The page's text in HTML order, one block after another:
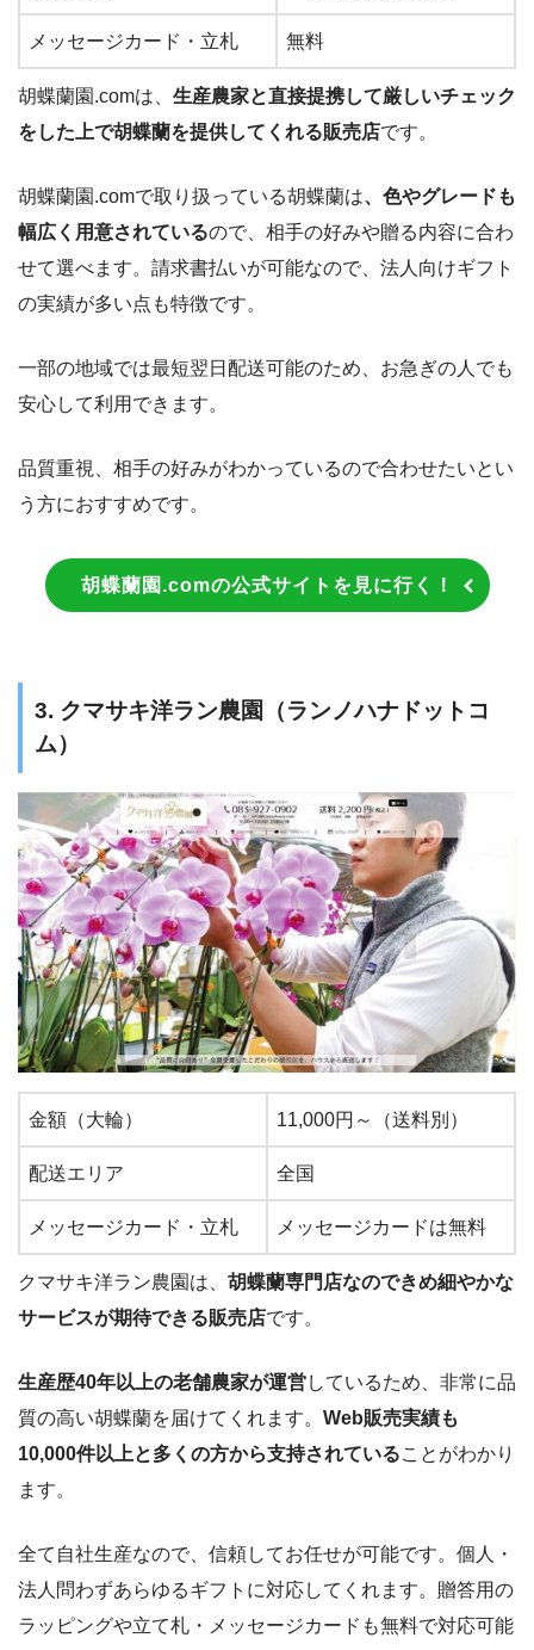
メッセージカード・立札 無料
胡蝶蘭園.comは、 生産農家と直接提携して厳しいチェック
をした上で胡蝶蘭を提供してくれる販売店です。
胡蝶蘭園.comで取り扱っている胡蝶蘭は、色やグレードも
幅広く用意されているので、相手の好みや贈る内容に合わ
せて選べます。請求書払いが可能なので、法人向けギフト
の実績が多い点も特徴です。
一部の地域では最短翌日配送可能のため、お急ぎの人でも
安心して利用できます。
品質重視、相手の好みがわかっているので合わせたいとい
う方におすすめです。
胡蝶蘭園.comの公式サイトを見に行く！
3. クマサキ洋ラン農園（ランノハナドットコ
ム）
金額（大輪） 11,000円～（送料別）
配送エリア 全国
メッセージカード・立札 メッセージカードは無料
クマサキ洋ラン農園は、 胡蝶蘭専門店なのできめ細やかな
サービスが期待できる販売店です。
生産歴40年以上の老舗農家が運営しているため、非常に品
質の高い胡蝶蘭を届けてくれます。 Web販売実績も
10,000件以上と多くの方から支持されていることがわかり
ます。
全て自社生産なので、信頼してお任せが可能です。個人・
法人問わずあらゆるギフトに対応してくれます。贈答用の
ラッピングや立て札・メッセージカードも無料で対応可能